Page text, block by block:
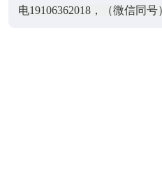
电19106362018，（微信同号